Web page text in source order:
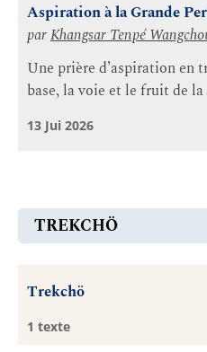
Aspiration à la Grande
parKhangsar Tenpé
Une prière d’aspiration en
base, la voie et le fruit de
13 Jui 2026
TREKCHÖ
Trekchö
1 texte